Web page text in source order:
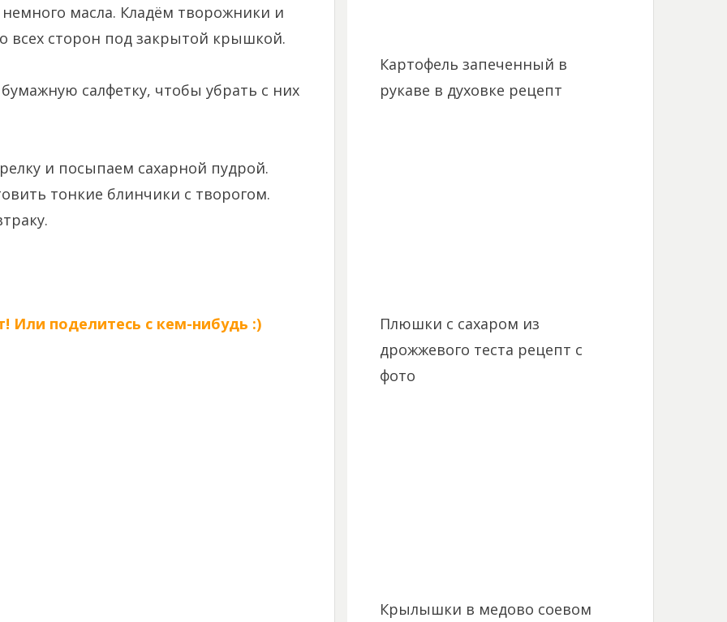
масла. Кладём творожники и
всех сторон под закрытой крышкой.
салфетку, чтобы убрать с них
и посыпаем сахарной пудрой.
тонкие блинчики с творогом.
Или поделитесь с кем-нибудь :)
Картофель запеченный в
рукаве в духовке рецепт
Плюшки с сахаром из
дрожжевого теста рецепт с
фото
Крылышки в медово соевом